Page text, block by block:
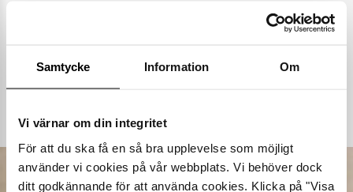
Samtycke Information Om
Vi värnar om din integritet
För att du ska få en så bra upplevelse som möjligt
använder vi cookies på vår webbplats. Vi behöver dock
ditt godkännande för att använda cookies. Klicka på "Visa
Våra noggrant utvalda skovårdsprodukter är skapade för att
skydd mot väder och slitage – vi har allt kan tänkas behöva.